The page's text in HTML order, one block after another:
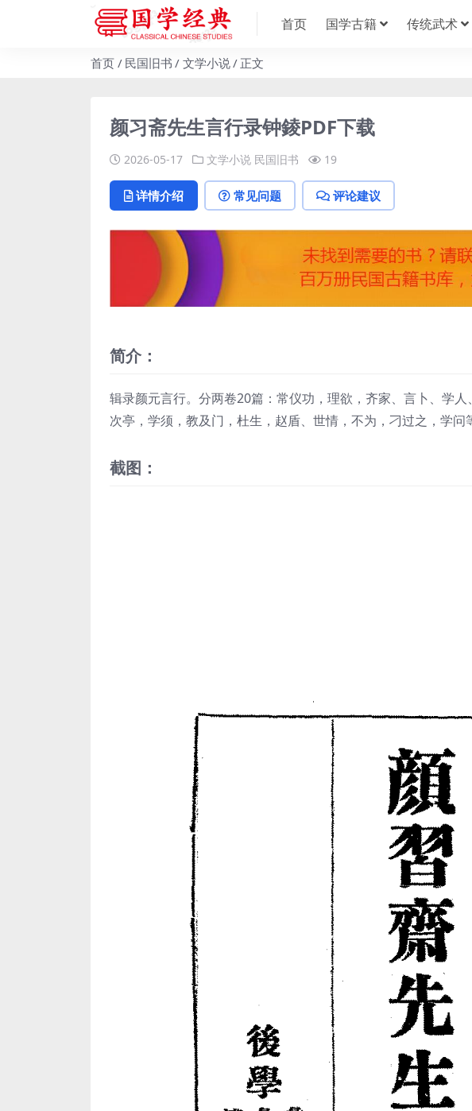
首页 国学古籍 传统武术
首页 民国旧书 文学小说 正文
颜习斋先生言行录钟錂PDF下载
2026-05-17 文学小说 民国旧书 19
详情介绍 常见问题 评论建议
简介：
辑录颜元言行。分两卷20篇：常仪功，理欲，齐家、言卜、学
次亭，学须，教及门，杜生，赵盾、世情，不为，刁过之，学问
截图：